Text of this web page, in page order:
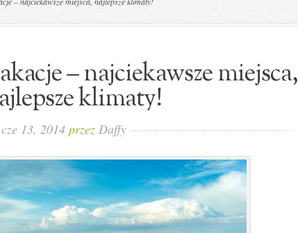
– najciekawsze miejsca,
klimaty!
cze 13, 2014 przez Daffy